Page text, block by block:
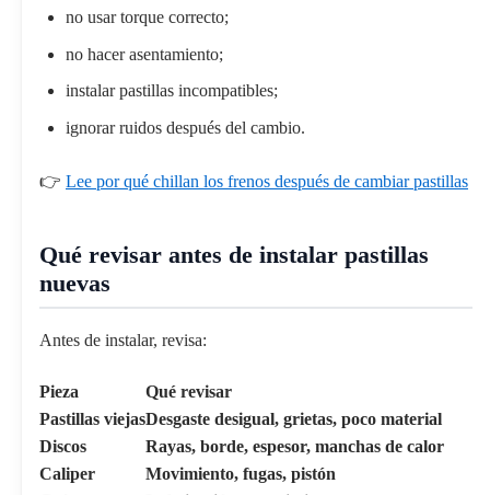
no usar torque correcto;
no hacer asentamiento;
instalar pastillas incompatibles;
ignorar ruidos después del cambio.
👉 Lee por qué chillan los frenos después de cambiar pastillas
Qué revisar antes de instalar pastillas
nuevas
Antes de instalar, revisa:
Pieza
Qué revisar
Pastillas viejasDesgaste desigual, grietas, poco material
Discos
Rayas, borde, espesor, manchas de calor
Caliper
Movimiento, fugas, pistón